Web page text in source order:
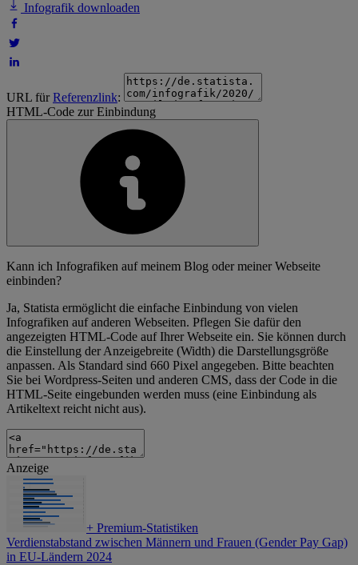
Infografik downloaden
URL fürReferenzlink:
HTML-Code zur Einbindung
Kann ich Infografiken auf meinem Blog oder meiner Webseite
einbinden?
Ja, Statista ermöglicht die einfache Einbindung von vielen
Infografiken auf anderen Webseiten. Pflegen Sie dafür den
angezeigten HTML-Code auf Ihrer Webseite ein. Sie können durch
die Einstellung der Anzeigebreite (Width) die Darstellungsgröße
anpassen. Als Standard sind 660 Pixel angegeben. Bitte beachten
Sie bei Wordpress-Seiten und anderen CMS, dass der Code in die
HTML-Seite eingebunden werden muss (eine Einbindung als
Artikeltext reicht nicht aus).
Anzeige
+ Premium-Statistiken
Verdienstabstand zwischen Männern und Frauen (Gender Pay Gap)
in EU-Ländern 2024